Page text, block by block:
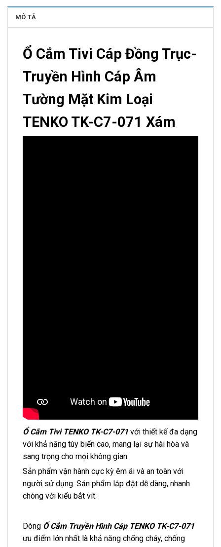
MÔ TẢ
Ổ Cắm Tivi Cáp Đồng Trục-
Truyền Hình Cáp Âm
Tường Mặt Kim Loại
TENKO TK-C7-071 Xám
Ổ Cắm Tivi TENKO TK-C7-071 với thiết kế đa dạng
với khả năng tùy biến cao, mang lại sự hài hòa và
sang trọng cho mọi không gian.
Sản phẩm vận hành cực kỳ êm ái và an toàn với
người sử dụng. Sản phẩm lắp đặt dễ dàng, nhanh
chóng với kiểu bắt vít.
Dòng Ổ Cắm Truyền Hình Cáp TENKO TK-C7-071
ưu điểm lớn nhất là khả năng chống cháy, chống